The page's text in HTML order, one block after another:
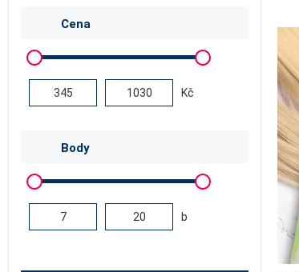
Cena
Kč
Body
b